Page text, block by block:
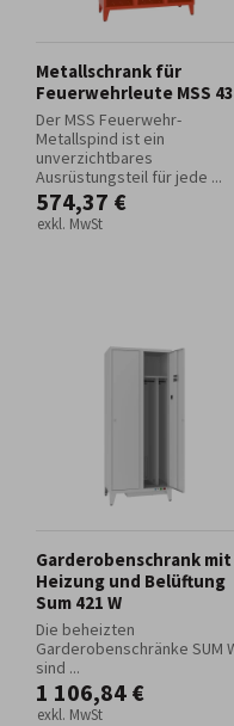
Metallschrank für
Feuerwehrleute MSS
Der MSS Feuerwehr-
Metallspind ist ein
unverzichtbares
Ausrüstungsteil für jede ...
574,37 €
exkl. MwSt
Garderobenschrank mit
Heizung und Belüftung
Sum 421 W
Die beheizten
Garderobenschränke SUM
sind ...
1 106,84 €
exkl. MwSt